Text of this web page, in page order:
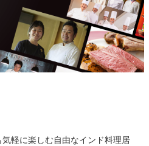
気軽に楽しむ自由なインド料理居